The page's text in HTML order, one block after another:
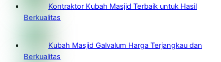
Kontraktor Kubah Masjid Terbaik untuk Hasil
Berkualitas
Kubah Masjid Galvalum Harga Terjangkau dan
Berkualitas